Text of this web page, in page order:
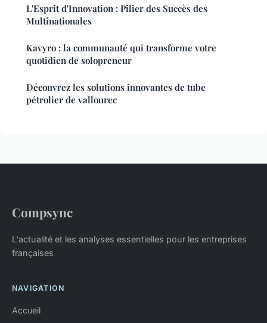
L'Esprit d'Innovation : Pilier des Succès des
Multinationales
Kavyro : la communauté qui transforme votre
quotidien de solopreneur
Découvrez les solutions innovantes de tube
pétrolier de vallourec
Compsync
L'actualité et les analyses essentielles pour les entreprises
françaises
NAVIGATION
Accueil